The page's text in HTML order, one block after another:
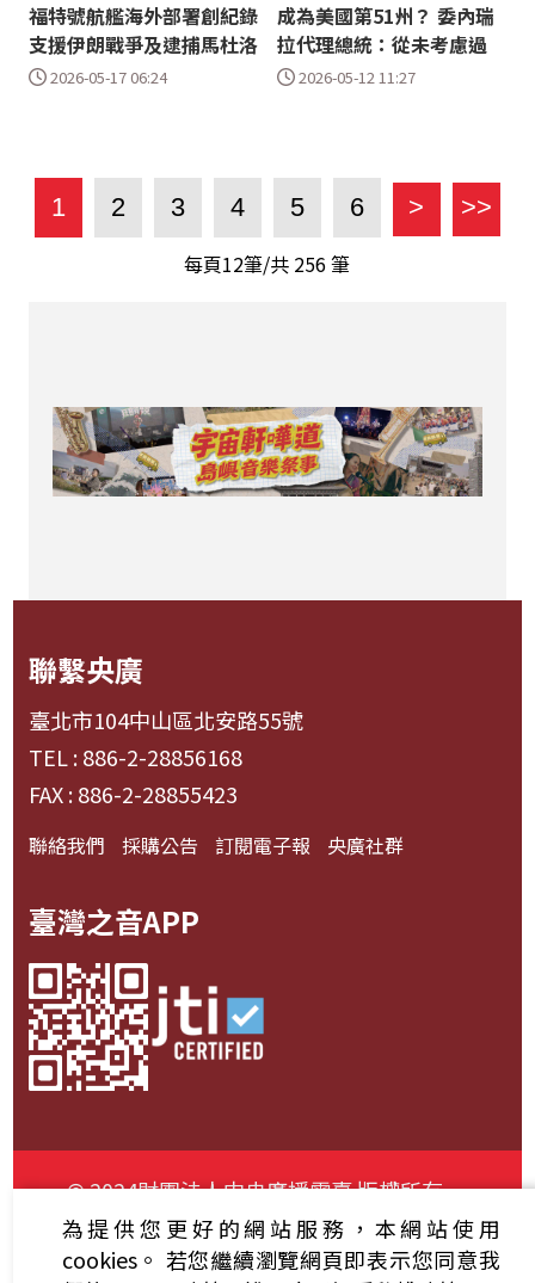
福特號航艦海外部署創紀錄
支援伊朗戰爭及逮捕馬杜洛
2026-05-17 06:24
成為美國第51州？ 委內瑞
拉代理總統：從未考慮過
2026-05-12 11:27
1 2 3 4 5 6 > >>
每頁12筆/共 256筆
聯繫央廣
臺北市104中山區北安路55號
TEL : 886-2-28856168
FAX : 886-2-28855423
聯絡我們 採購公告 訂閱電子報 央廣社群
臺灣之音APP
© 2024財團法人中央廣播電臺 版權所有
資通安全政策聲明
服務條款 隱私權條款
為提供您更好的網站服務，本網站使用
cookies。 若您繼續瀏覽網頁即表示您同意我